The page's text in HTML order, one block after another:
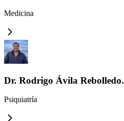
Medicina
Dr. Rodrigo Ávila Rebolledo.
Psiquiatría